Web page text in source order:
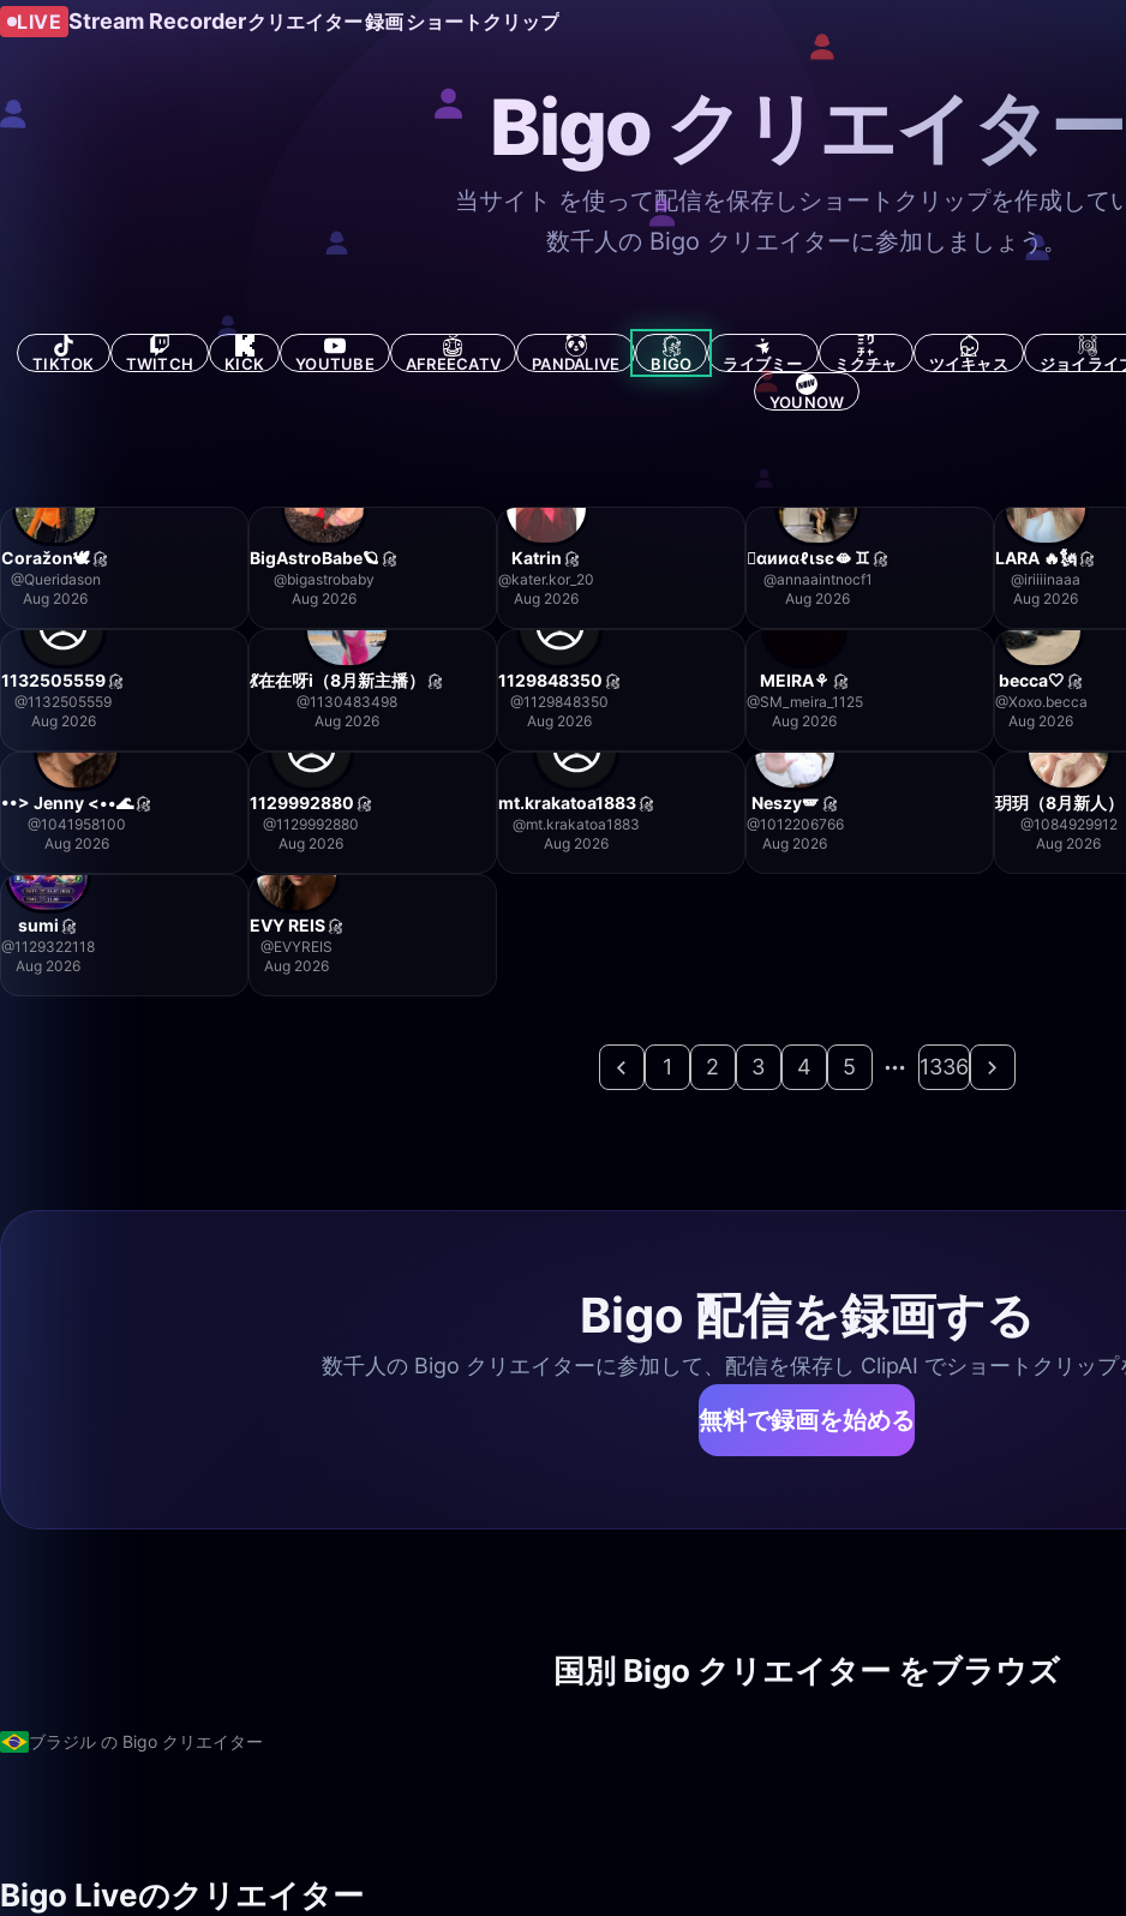
LIVE Stream Recorderクリエイター録画ショートクリップ
Bigo クリエイター
当サイト を使って配信を保存しショートクリップを作成して
数千人の Bigo クリエイターに参加しましょう。
TIKTOK TWITCH KICK YOUTUBE AFREECATV PANDALIVE BIGO ライブミー ミクチャ ツイキャス ジョイライ
YOUNOW
Coražon🕊
@Queridason
Aug 2026
BigAstroBabe🪐
@bigastrobaby
Aug 2026
Katrin
@kater.kor_20
Aug 2026
🫟αииαℓιѕє🫦 ♊️
@annaaintnocf1
Aug 2026
LARA 🔥🗽
@iriiiinaaa
Aug 2026
1132505559
@1132505559
Aug 2026
💃在在呀i（8月新主播）
@1130483498
Aug 2026
1129848350
@1129848350
Aug 2026
MEIRA⚘
@SM_meira_1125
Aug 2026
becca🤍
@Xoxo.becca
Aug 2026
••> Jenny <••🌊
@1041958100
Aug 2026
1129992880
@1129992880
Aug 2026
mt.krakatoa1883
@mt.krakatoa1883
Aug 2026
Neszy🪽
@1012206766
Aug 2026
玥玥（8月新人）
@1084929912
Aug 2026
sumi
@1129322118
Aug 2026
EVY REIS
@EVYREIS
Aug 2026
1 2 3 4 5 1336
Bigo 配信を録画する
数千人の Bigo クリエイターに参加して、配信を保存し ClipAI でショートクリップ
無料で録画を始める
国別 Bigo クリエイター をブラウズ
ブラジル の Bigo クリエイター
Bigo Liveのクリエイター